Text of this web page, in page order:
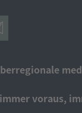
voraus,